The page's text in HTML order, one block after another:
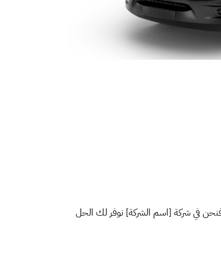
في شركة [اسم الشركة] نوفر لك الحل